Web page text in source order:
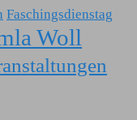
Faschingsdienstag
Woll